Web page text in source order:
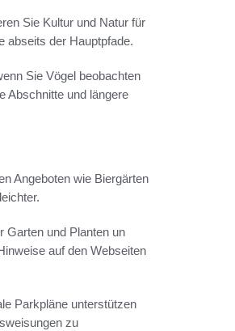
Sie Kultur und Natur für
abseits der Hauptpfade.
Sie Vögel beobachten
Abschnitte und längere
Angeboten wie Biergärten
Garten und Planten un
auf den Webseiten
Parkpläne unterstützen
zu